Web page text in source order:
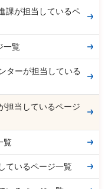
課が担当しているペ
一覧
ターが担当している
担当しているページ
覧
ているページ一覧